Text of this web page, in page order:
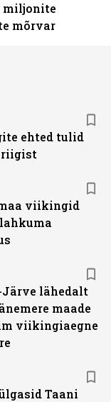
miljonite
mõrvar
ehted tulid
riigist
viikingid
lähedalt
maade
viikingiaegne
Taani